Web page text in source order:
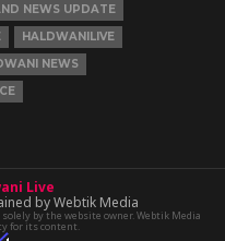
NEWS UPDATE
HALDWANILIVE
NEWS
Live
by Webtik Media
by the website owner. Webtik Media
for its content.